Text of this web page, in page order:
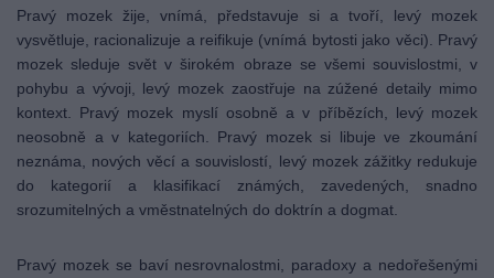
Pravý mozek žije, vnímá, představuje si a tvoří, levý mozek
vysvětluje, racionalizuje a reifikuje (vnímá bytosti jako věci). Pravý
mozek sleduje svět v širokém obraze se všemi souvislostmi, v
pohybu a vývoji, levý mozek zaostřuje na zúžené detaily mimo
kontext. Pravý mozek myslí osobně a v příbězích, levý mozek
neosobně a v kategoriích. Pravý mozek si libuje ve zkoumání
neznáma, nových věcí a souvislostí, levý mozek zážitky redukuje
do kategorií a klasifikací známých, zavedených, snadno
srozumitelných a vměstnatelných do doktrín a dogmat.
Pravý mozek se baví nesrovnalostmi, paradoxy a nedořešenými